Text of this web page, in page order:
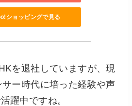
ショッピングで見る
を退社していますが、現
ー時代に培った経験や声
躍中ですね。